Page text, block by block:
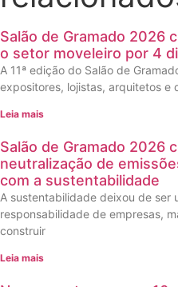
Salão de Gramado 2026
o setor moveleiro por 4
A 11ª edição do Salão de
expositores, lojistas, arquitetos e
Leia mais
Salão de Gramado 2026
neutralização de
com a sustentabilidade
A sustentabilidade deixou de ser
responsabilidade de empresas,
construir
Leia mais